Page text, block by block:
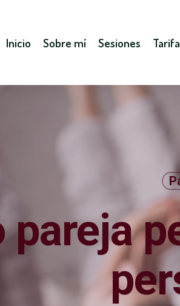
Inicio Sobre mí Sesiones
pareja